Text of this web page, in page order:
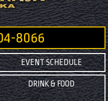
8066
EVENT SCHEDULE
DRINK & FOOD